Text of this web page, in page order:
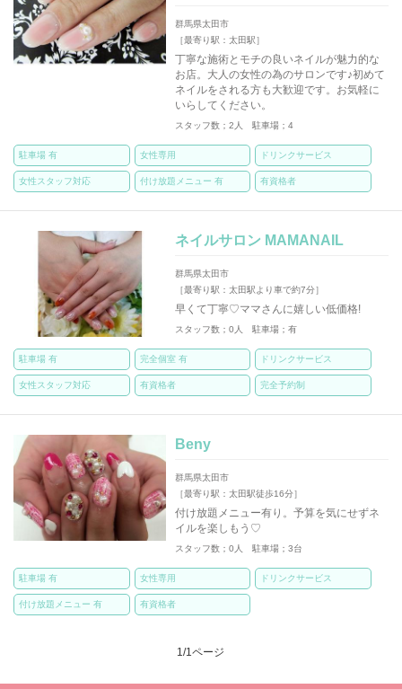
群馬県太田市
［最寄り駅：太田駅］
丁寧な施術とモチの良いネイルが魅力的な
お店。大人の女性の為のサロンです♪初めて
ネイルをされる方も大歓迎です。お気軽に
いらしてください。
スタッフ数；2人 駐車場；4
駐車場 有 女性専用 ドリンクサービス
女性スタッフ対応 付け放題メニュー 有 有資格者
ネイルサロン MAMANAIL
群馬県太田市
［最寄り駅：太田駅より車で約7分］
早くて丁寧♡ママさんに嬉しい低価格!
スタッフ数；0人 駐車場；有
駐車場 有 完全個室 有 ドリンクサービス
女性スタッフ対応 有資格者 完全予約制
Beny
群馬県太田市
［最寄り駅：太田駅徒歩16分］
付け放題メニュー有り。予算を気にせずネ
イルを楽しもう♡
スタッフ数；0人 駐車場；3台
駐車場 有 女性専用 ドリンクサービス
付け放題メニュー 有 有資格者
1/1ページ